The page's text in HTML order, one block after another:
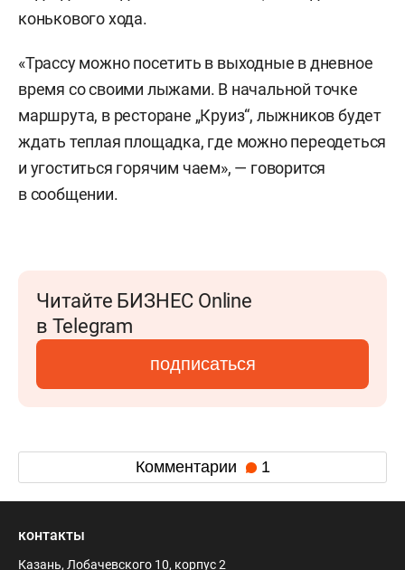
конькового хода.
«Трассу можно посетить в выходные в дневное
время со своими лыжами. В начальной точке
маршрута, в ресторане „Круиз“, лыжников будет
ждать теплая площадка, где можно переодеться
и угоститься горячим чаем», — говорится
в сообщении.
Читайте БИЗНЕС Online
в Telegram
подписаться
Комментарии 1
контакты
Казань, Лобачевского 10, корпус 2